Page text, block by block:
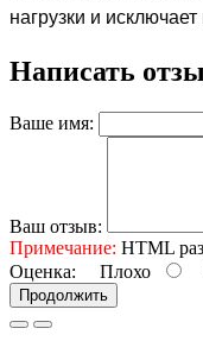
нагрузки и
Написать
Ваше имя:
Ваш отзыв:
Примечание: HTML
Оценка: Плохо
Продолжить